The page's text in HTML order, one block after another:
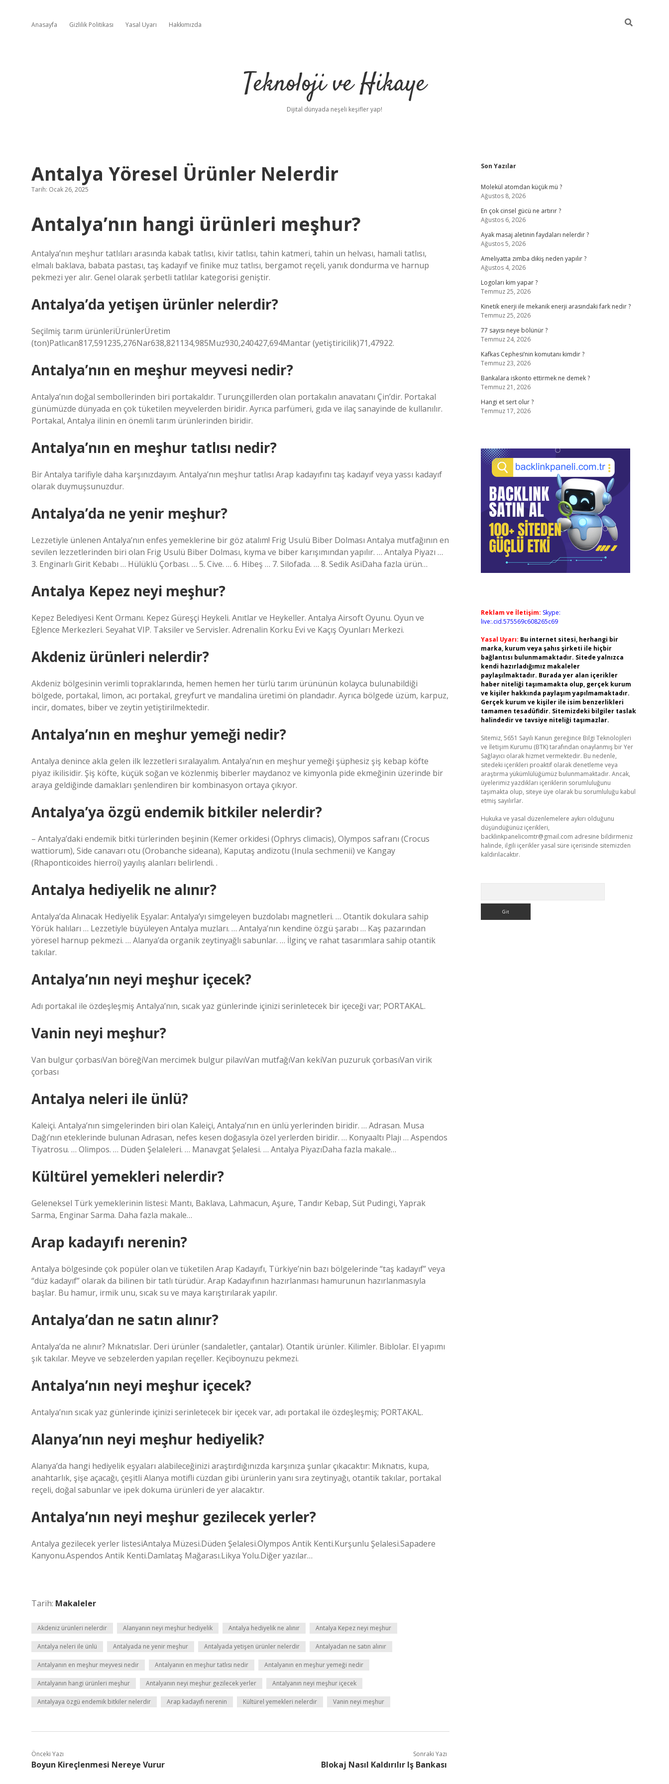
Anasayfa Gizlilik Politikası Yasal Uyarı Hakkımızda
Teknoloji ve Hikaye
Dijital dünyada neşeli keşifler yap!
Antalya Yöresel Ürünler Nelerdir
Tarih: Ocak 26, 2025
Antalya’nın hangi ürünleri meşhur?
Antalya’nın meşhur tatlıları arasında kabak tatlısı, kivir tatlısı, tahin katmeri, tahin un helvası, hamali tatlısı,
elmalı baklava, babata pastası, taş kadayıf ve finike muz tatlısı, bergamot reçeli, yanık dondurma ve harnup
pekmezi yer alır. Genel olarak şerbetli tatlılar kategorisi geniştir.
Antalya’da yetişen ürünler nelerdir?
Seçilmiş tarım ürünleriÜrünlerÜretim
(ton)Patlıcan817,591235,276Nar638,821134,985Muz930,240427,694Mantar (yetiştiricilik)71,47922.
Antalya’nın en meşhur meyvesi nedir?
Antalya’nın doğal sembollerinden biri portakaldır. Turunçgillerden olan portakalın anavatanı Çin’dir. Portakal
günümüzde dünyada en çok tüketilen meyvelerden biridir. Ayrıca parfümeri, gıda ve ilaç sanayinde de kullanılır.
Portakal, Antalya ilinin en önemli tarım ürünlerinden biridir.
Antalya’nın en meşhur tatlısı nedir?
Bir Antalya tarifiyle daha karşınızdayım. Antalya’nın meşhur tatlısı Arap kadayıfını taş kadayıf veya yassı kadayıf
olarak duymuşsunuzdur.
Antalya’da ne yenir meşhur?
Lezzetiyle ünlenen Antalya’nın enfes yemeklerine bir göz atalım! Frig Usulü Biber Dolması Antalya mutfağının en
sevilen lezzetlerinden biri olan Frig Usulü Biber Dolması, kıyma ve biber karışımından yapılır. … Antalya Piyazı …
3. Enginarlı Girit Kebabı … Hülüklü Çorbası. … 5. Cive. … 6. Hibeş … 7. Silofada. … 8. Sedik AsiDaha fazla ürün…
Antalya Kepez neyi meşhur?
Kepez Belediyesi Kent Ormanı. Kepez Güreşçi Heykeli. Anıtlar ve Heykeller. Antalya Airsoft Oyunu. Oyun ve
Eğlence Merkezleri. Seyahat VIP. Taksiler ve Servisler. Adrenalin Korku Evi ve Kaçış Oyunları Merkezi.
Akdeniz ürünleri nelerdir?
Akdeniz bölgesinin verimli topraklarında, hemen hemen her türlü tarım ürününün kolayca bulunabildiği
bölgede, portakal, limon, acı portakal, greyfurt ve mandalina üretimi ön plandadır. Ayrıca bölgede üzüm, karpuz,
incir, domates, biber ve zeytin yetiştirilmektedir.
Antalya’nın en meşhur yemeği nedir?
Antalya denince akla gelen ilk lezzetleri sıralayalım. Antalya’nın en meşhur yemeği şüphesiz şiş kebap köfte
piyaz ikilisidir. Şiş köfte, küçük soğan ve közlenmiş biberler maydanoz ve kimyonla pide ekmeğinin üzerinde bir
araya geldiğinde damakları şenlendiren bir kombinasyon ortaya çıkıyor.
Antalya’ya özgü endemik bitkiler nelerdir?
– Antalya’daki endemik bitki türlerinden beşinin (Kemer orkidesi (Ophrys climacis), Olympos safranı (Crocus
wattiorum), Side canavarı otu (Orobanche sideana), Kaputaş andizotu (Inula sechmenii) ve Kangay
(Rhaponticoides hierroi) yayılış alanları belirlendi. .
Antalya hediyelik ne alınır?
Antalya’da Alınacak Hediyelik Eşyalar: Antalya’yı simgeleyen buzdolabı magnetleri. … Otantik dokulara sahip
Yörük halıları … Lezzetiyle büyüleyen Antalya muzları. … Antalya’nın kendine özgü şarabı … Kaş pazarından
yöresel harnup pekmezi. … Alanya’da organik zeytinyağlı sabunlar. … İlginç ve rahat tasarımlara sahip otantik
takılar.
Antalya’nın neyi meşhur içecek?
Adı portakal ile özdeşleşmiş Antalya’nın, sıcak yaz günlerinde içinizi serinletecek bir içeceği var; PORTAKAL.
Vanin neyi meşhur?
Van bulgur çorbasıVan böreğiVan mercimek bulgur pilavıVan mutfağıVan kekiVan puzuruk çorbasıVan virik
çorbası
Antalya neleri ile ünlü?
Kaleiçi. Antalya’nın simgelerinden biri olan Kaleiçi, Antalya’nın en ünlü yerlerinden biridir. … Adrasan. Musa
Dağı’nın eteklerinde bulunan Adrasan, nefes kesen doğasıyla özel yerlerden biridir. … Konyaaltı Plajı … Aspendos
Tiyatrosu. … Olimpos. … Düden Şelaleleri. … Manavgat Şelalesi. … Antalya PiyazıDaha fazla makale…
Kültürel yemekleri nelerdir?
Geleneksel Türk yemeklerinin listesi: Mantı, Baklava, Lahmacun, Aşure, Tandır Kebap, Süt Pudingi, Yaprak
Sarma, Enginar Sarma. Daha fazla makale…
Arap kadayıfı nerenin?
Antalya bölgesinde çok popüler olan ve tüketilen Arap Kadayıfı, Türkiye’nin bazı bölgelerinde “taş kadayıf” veya
“düz kadayıf” olarak da bilinen bir tatlı türüdür. Arap Kadayıfının hazırlanması hamurunun hazırlanmasıyla
başlar. Bu hamur, irmik unu, sıcak su ve maya karıştırılarak yapılır.
Antalya’dan ne satın alınır?
Antalya’da ne alınır? Mıknatıslar. Deri ürünler (sandaletler, çantalar). Otantik ürünler. Kilimler. Biblolar. El yapımı
şık takılar. Meyve ve sebzelerden yapılan reçeller. Keçiboynuzu pekmezi.
Antalya’nın neyi meşhur içecek?
Antalya’nın sıcak yaz günlerinde içinizi serinletecek bir içecek var, adı portakal ile özdeşleşmiş; PORTAKAL.
Alanya’nın neyi meşhur hediyelik?
Alanya’da hangi hediyelik eşyaları alabileceğinizi araştırdığınızda karşınıza şunlar çıkacaktır: Mıknatıs, kupa,
anahtarlık, şişe açacağı, çeşitli Alanya motifli cüzdan gibi ürünlerin yanı sıra zeytinyağı, otantik takılar, portakal
reçeli, doğal sabunlar ve ipek dokuma ürünleri de yer alacaktır.
Antalya’nın neyi meşhur gezilecek yerler?
Antalya gezilecek yerler listesiAntalya Müzesi.Düden Şelalesi.Olympos Antik Kenti.Kurşunlu Şelalesi.Sapadere
Kanyonu.Aspendos Antik Kenti.Damlataş Mağarası.Likya Yolu.Diğer yazılar…
Tarih: Makaleler
Akdeniz ürünleri nelerdir Alanyanın neyi meşhur hediyelik Antalya hediyelik ne alınır Antalya Kepez neyi meşhur
Antalya neleri ile ünlü Antalyada ne yenir meşhur Antalyada yetişen ürünler nelerdir Antalyadan ne satın alınır
Antalyanın en meşhur meyvesi nedir Antalyanın en meşhur tatlısı nedir Antalyanın en meşhur yemeği nedir
Antalyanın hangi ürünleri meşhur Antalyanın neyi meşhur gezilecek yerler Antalyanın neyi meşhur içecek
Antalyaya özgü endemik bitkiler nelerdir Arap kadayıfı nerenin Kültürel yemekleri nelerdir Vanin neyi meşhur
Önceki Yazı
Boyun Kireçlenmesi Nereye Vurur
Sonraki Yazı
Blokaj Nasıl Kaldırılır Iş Bankası
Sidebar
Son Yazılar
Molekül atomdan küçük mü ?
Ağustos 8, 2026
En çok cinsel gücü ne artırır ?
Ağustos 6, 2026
Ayak masaj aletinin faydaları nelerdir ?
Ağustos 5, 2026
Ameliyatta zımba dikiş neden yapılır ?
Ağustos 4, 2026
Logoları kim yapar ?
Temmuz 25, 2026
Kinetik enerji ile mekanik enerji arasındaki fark nedir ?
Temmuz 25, 2026
77 sayısı neye bölünür ?
Temmuz 24, 2026
Kafkas Cephesi’nin komutanı kimdir ?
Temmuz 23, 2026
Bankalara iskonto ettirmek ne demek ?
Temmuz 21, 2026
Hangi et sert olur ?
Temmuz 17, 2026
Reklam ve İletişim: Skype:
live:.cid.575569c608265c69
Yasal Uyarı: Bu internet sitesi, herhangi bir
marka, kurum veya şahıs şirketi ile hiçbir
bağlantısı bulunmamaktadır. Sitede yalnızca
kendi hazırladığımız makaleler
paylaşılmaktadır. Burada yer alan içerikler
haber niteliği taşımamakta olup, gerçek kurum
ve kişiler hakkında paylaşım yapılmamaktadır.
Gerçek kurum ve kişiler ile isim benzerlikleri
tamamen tesadüfidir. Sitemizdeki bilgiler taslak
halindedir ve tavsiye niteliği taşımazlar.
Sitemiz, 5651 Sayılı Kanun gereğince Bilgi Teknolojileri
ve İletişim Kurumu (BTK) tarafından onaylanmış bir Yer
Sağlayıcı olarak hizmet vermektedir. Bu nedenle,
sitedeki içerikleri proaktif olarak denetleme veya
araştırma yükümlülüğümüz bulunmamaktadır. Ancak,
üyelerimiz yazdıkları içeriklerin sorumluluğunu
taşımakta olup, siteye üye olarak bu sorumluluğu kabul
etmiş sayılırlar.
Hukuka ve yasal düzenlemelere aykırı olduğunu
düşündüğünüz içerikleri,
backlinkpanelicomtr@gmail.com adresine bildirmeniz
halinde, ilgili içerikler yasal süre içerisinde sitemizden
kaldırılacaktır.